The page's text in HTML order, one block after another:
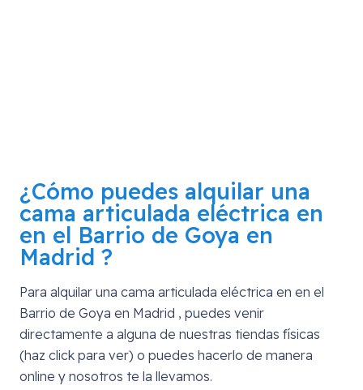
¿Cómo puedes alquilar una
cama articulada eléctrica en
en el Barrio de Goya en
Madrid ?
Para alquilar una cama articulada eléctrica en en el
Barrio de Goya en Madrid , puedes venir
directamente a alguna de nuestras tiendas físicas
(haz click para ver) o puedes hacerlo de manera
online y nosotros te la llevamos.